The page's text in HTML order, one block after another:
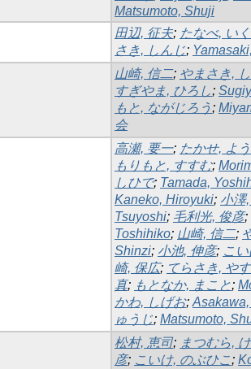
Matsumoto, Shuji
田辺, 征夫; たなべ, い
さき, しんじ;
山崎, 信二; やまさき,
すぎやま, ひろし;
もと, ながじろう ;
会
高瀬, 要一; たかせ, よ
もりもと, すすむ;
しひで; Tamada,
Kaneko, Hiroyuki; 小澤
Tsuyoshi; 毛利光, 俊彦;
Toshihiko; 山崎, 信二;
Shinzi; 小池, 伸彦; こ
崎, 保広; てらさき, や
真; もとなか, まこと;
かわ, しげお;
ゅうじ; Matsumoto,
松村, 恵司; まつむら,
彦; こいけ, のぶひこ;